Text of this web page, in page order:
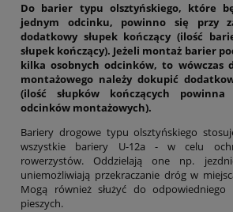
Do barier typu olsztyńskiego, które
jednym odcinku, powinno się przy
dodatkowy słupek kończący (ilość
słupek kończący). Jeżeli montaż barier
kilka osobnych odcinków, to wówczas
montażowego należy dokupić
(ilość słupków kończących powinna
odcinków montażowych).
Bariery drogowe typu olsztyńskiego
wszystkie bariery U-12a - w celu
rowerzystów. Oddzielają one np.
uniemożliwiają przekraczanie dróg w
Mogą również służyć do odpowiedniego
pieszych.